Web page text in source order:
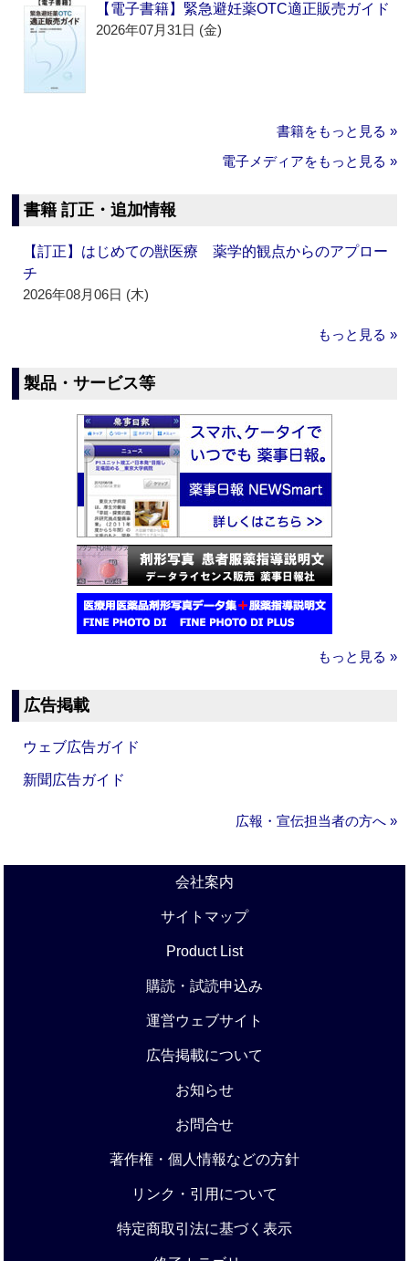
【電子書籍】緊急避妊薬OTC適正販売ガイド
2026年07月31日 (金)
書籍をもっと見る »
電子メディアをもっと見る »
書籍 訂正・追加情報
【訂正】はじめての獣医療 薬学的観点からのアプロー
チ
2026年08月06日 (木)
もっと見る »
製品・サービス等
もっと見る »
広告掲載
ウェブ広告ガイド
新聞広告ガイド
広報・宣伝担当者の方へ »
会社案内
サイトマップ
Product List
購読・試読申込み
運営ウェブサイト
広告掲載について
お知らせ
お問合せ
著作権・個人情報などの方針
リンク・引用について
特定商取引法に基づく表示